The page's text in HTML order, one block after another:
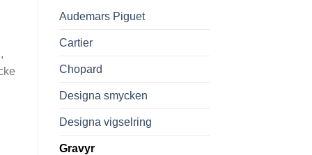
Audemars Piguet
Cartier
Chopard
Designa smycken
Designa vigselring
Gravyr